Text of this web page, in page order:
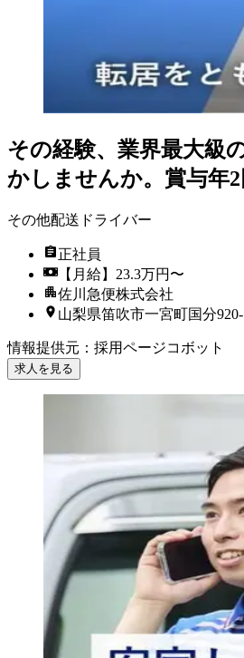
その経験、業界最大級
かしませんか。賞与年2
その他配送ドライバー
正社員
【月給】23.3万円〜
佐川急便株式会社
山梨県笛吹市一宮町国分920-
情報提供元 ： 採用ページコボット
求人を見る